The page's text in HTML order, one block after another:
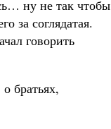
ну не так чтобы
за соглядатая.
говорить
братьях,